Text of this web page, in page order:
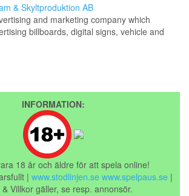
& Skyltproduktion AB
and marketing company which
billboards, digital signs, vehicle and
INFORMATION:
18 år och äldre för att spela online!
| www.stodlinjen.se www.spelpaus.se |
& Villkor gäller, se resp. annonsör.